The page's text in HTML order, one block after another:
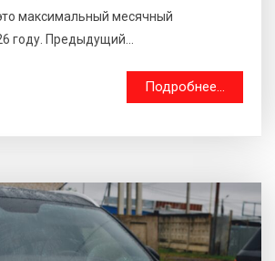
максимальный месячный
году. Предыдущий...
Подробнее...